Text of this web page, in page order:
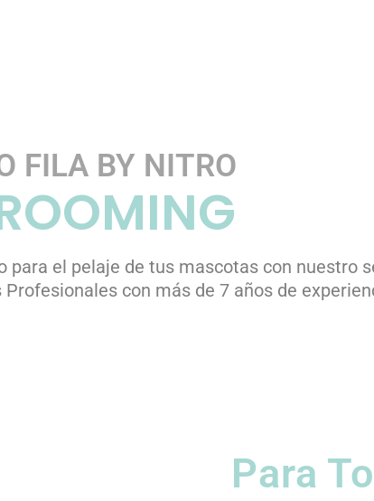
FILA BY NITRO
para el pelaje de tus mascotas con nuestro
con más de 7 años de
Para